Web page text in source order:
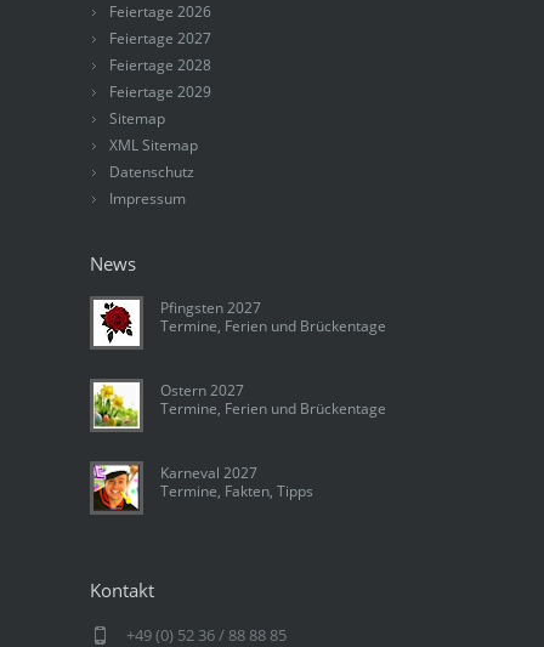
Feiertage 2026
Feiertage 2027
Feiertage 2028
Feiertage 2029
Sitemap
XML Sitemap
Datenschutz
Impressum
News
Pfingsten 2027
Termine, Ferien und Brückentage
Ostern 2027
Termine, Ferien und Brückentage
Karneval 2027
Termine, Fakten, Tipps
Kontakt
+49 (0) 52 36 / 88 88 85